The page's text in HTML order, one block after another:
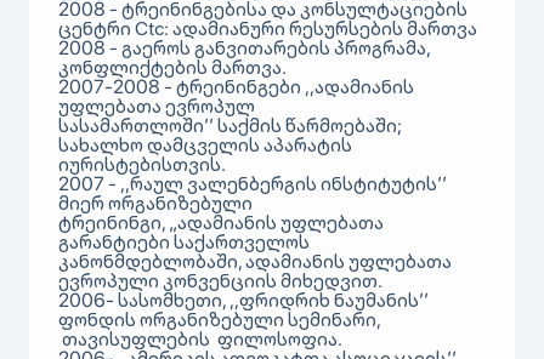
2008 - ტრეინინგებისა და კონსულტაციების
ცენტრი Ctc: ადამიანური რესურსების მართვა
2008 - გაეროს განვითარების პროგრამა,
კონფლიქტების მართვა.
2007-2008 - ტრეინინგები ,,ადამიანის
უფლებათა ევროპულ
სასამართლოში’’ საქმის წარმოებაში;
სახალხო დამცველის აპარატის
იურისტებისთვის.
2007 - ,,რაულ ვალენბერგის ინსტიტუტის’’
მიერ ორგანიზებული
ტრეინინგი, „ადამიანის უფლებათა
გარანტიები საქართველოს
კანონმდებლობაში, ადამიანის უფლებათა
ევროპული კონვენციის მიხედვით.
2006- სასომხეთი, ,,ფრიდრიხ ნაუმანის’’
ფონდის ორგანიზებული სემინარი,
თავისუფლების ფილოსოფია.